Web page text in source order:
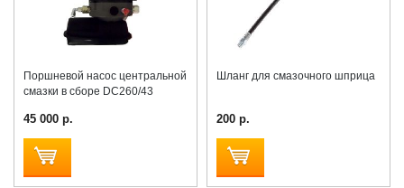
Поршневой насос центральной
смазки в сборе DC260/43
45 000 р.
Шланг для смазочного шприца
200 р.